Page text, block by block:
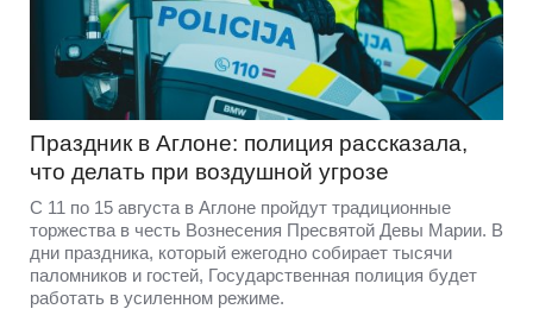
Праздник в Аглоне: полиция рассказала,
что делать при воздушной угрозе
С 11 по 15 августа в Аглоне пройдут традиционные
торжества в честь Вознесения Пресвятой Девы Марии. В
дни праздника, который ежегодно собирает тысячи
паломников и гостей, Государственная полиция будет
работать в усиленном режиме.